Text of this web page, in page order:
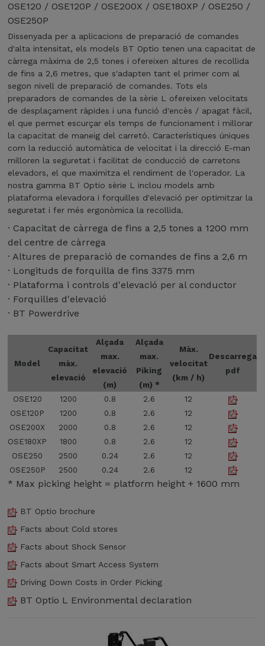
OSE120 / OSE120P / OSE200X / OSE180XP / OSE250 /
OSE250P
Dissenyada per a aplicacions de preparació de comandes
d'alta intensitat, els models BT Optio tenen una capacitat de
càrrega màxima de 2,5 tones i ofereixen altures de recollida
de fins a 2,6 metres, que s'adapten tant el primer com al
segon nivell de preparació de comandes. Tots els
preparadors de comandes de la sèrie L ofereixen velocitats
de desplaçament ràpides i una funció d'encès / apagat fàcil,
el que permet escurçar els temps de funcionament i millorar
la capacitat de maneig del carretó. Característiques úniques
com la reducció automàtica de velocitat i la direcció E-man
milloren la seguretat i facilitat de conducció de carretons
elevadors, el que maximitza el rendiment de l'operador. La
nostra gamma BT Optio sèrie L inclou models amb
plataforma elevadora i forquilles d'elevació per optimitzar la
seguretat i fer més ergonòmica la recollida.
· Capacitat de càrrega de fins a 2,5 tones a 1200 mm
del centre de càrrega
· Altures de preparació de comandes de fins a 2,6 m
· Longituds de forquilla de fins 3375 mm
· Plataforma i controls d'elevació per al conductor
· Forquilles d'elevació
· BT Powerdrive
Model
Capacitat
màx.
elevació
Alçada
max.
elevació
(m)
Alçada
max.
Piking
(m) *
Màx.
velocitat
(km / h)
Descarrega
pdf
OSE120 1200 0.8 2.6
12
OSE120P
1200 0.8 2.6
12
OSE200X
2000 0.8 2.6
12
OSE180XP
1800 0.8 2.6
12
OSE250
2500 0.24 2.6
12
OSE250P
2500 0.24 2.6 12
* Max picking height = platform height + 1600 mm
BT Optio brochure
Facts about Cold stores
Facts about Shock Sensor
Facts about Smart Access System
Driving Down Costs in Order Picking
BT Optio L Environmental declaration